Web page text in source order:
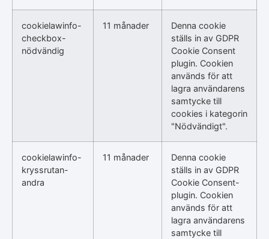
cookielawinfo-
checkbox-
nödvändig
11 månader
Denna cookie
ställs in av GDPR
Cookie Consent
plugin. Cookien
används för att
lagra användarens
samtycke till
cookies i kategorin
"Nödvändigt".
cookielawinfo-
kryssrutan-
andra
11 månader
Denna cookie
ställs in av GDPR
Cookie Consent-
plugin. Cookien
används för att
lagra användarens
samtycke till